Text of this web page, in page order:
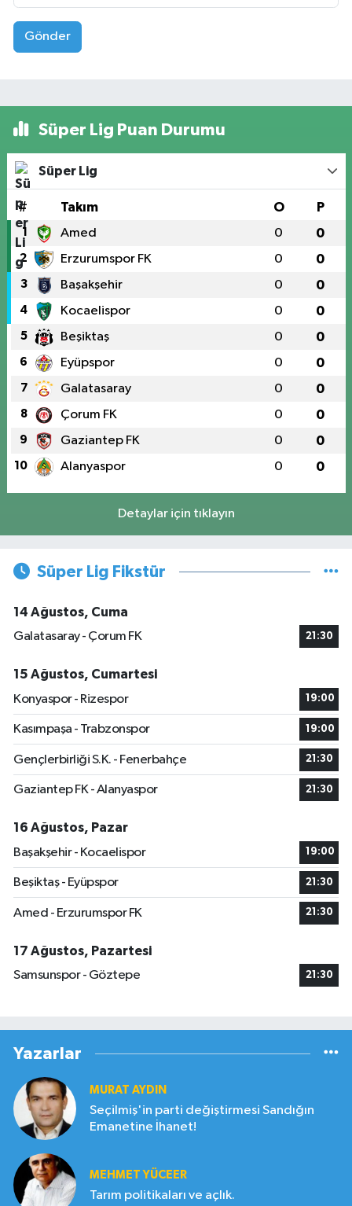
Gönder
Süper Lig Puan Durumu
Süper Lig
# Takım O P
1 Amed 0 0
2 Erzurumspor FK 0 0
3 Başakşehir 0 0
4 Kocaelispor 0 0
5 Beşiktaş 0 0
6 Eyüpspor 0 0
7 Galatasaray 0 0
8 Çorum FK 0 0
9 Gaziantep FK 0 0
10 Alanyaspor 0 0
Detaylar için tıklayın
Süper Lig Fikstür
14 Ağustos, Cuma
Galatasaray - Çorum FK
21:30
15 Ağustos, Cumartesi
Konyaspor - Rizespor
19:00
Kasımpaşa - Trabzonspor 19:00
Gençlerbirliği S.K. - Fenerbahçe 21:30
Gaziantep FK - Alanyaspor 21:30
16 Ağustos, Pazar
Başakşehir - Kocaelispor
19:00
Beşiktaş - Eyüpspor 21:30
Amed - Erzurumspor FK 21:30
17 Ağustos, Pazartesi
Samsunspor - Göztepe
21:30
Yazarlar
MURAT AYDIN
Seçilmiş'in parti değiştirmesi Sandığın
Emanetine İhanet!
MEHMET YÜCEER
Tarım politikaları ve açlık.